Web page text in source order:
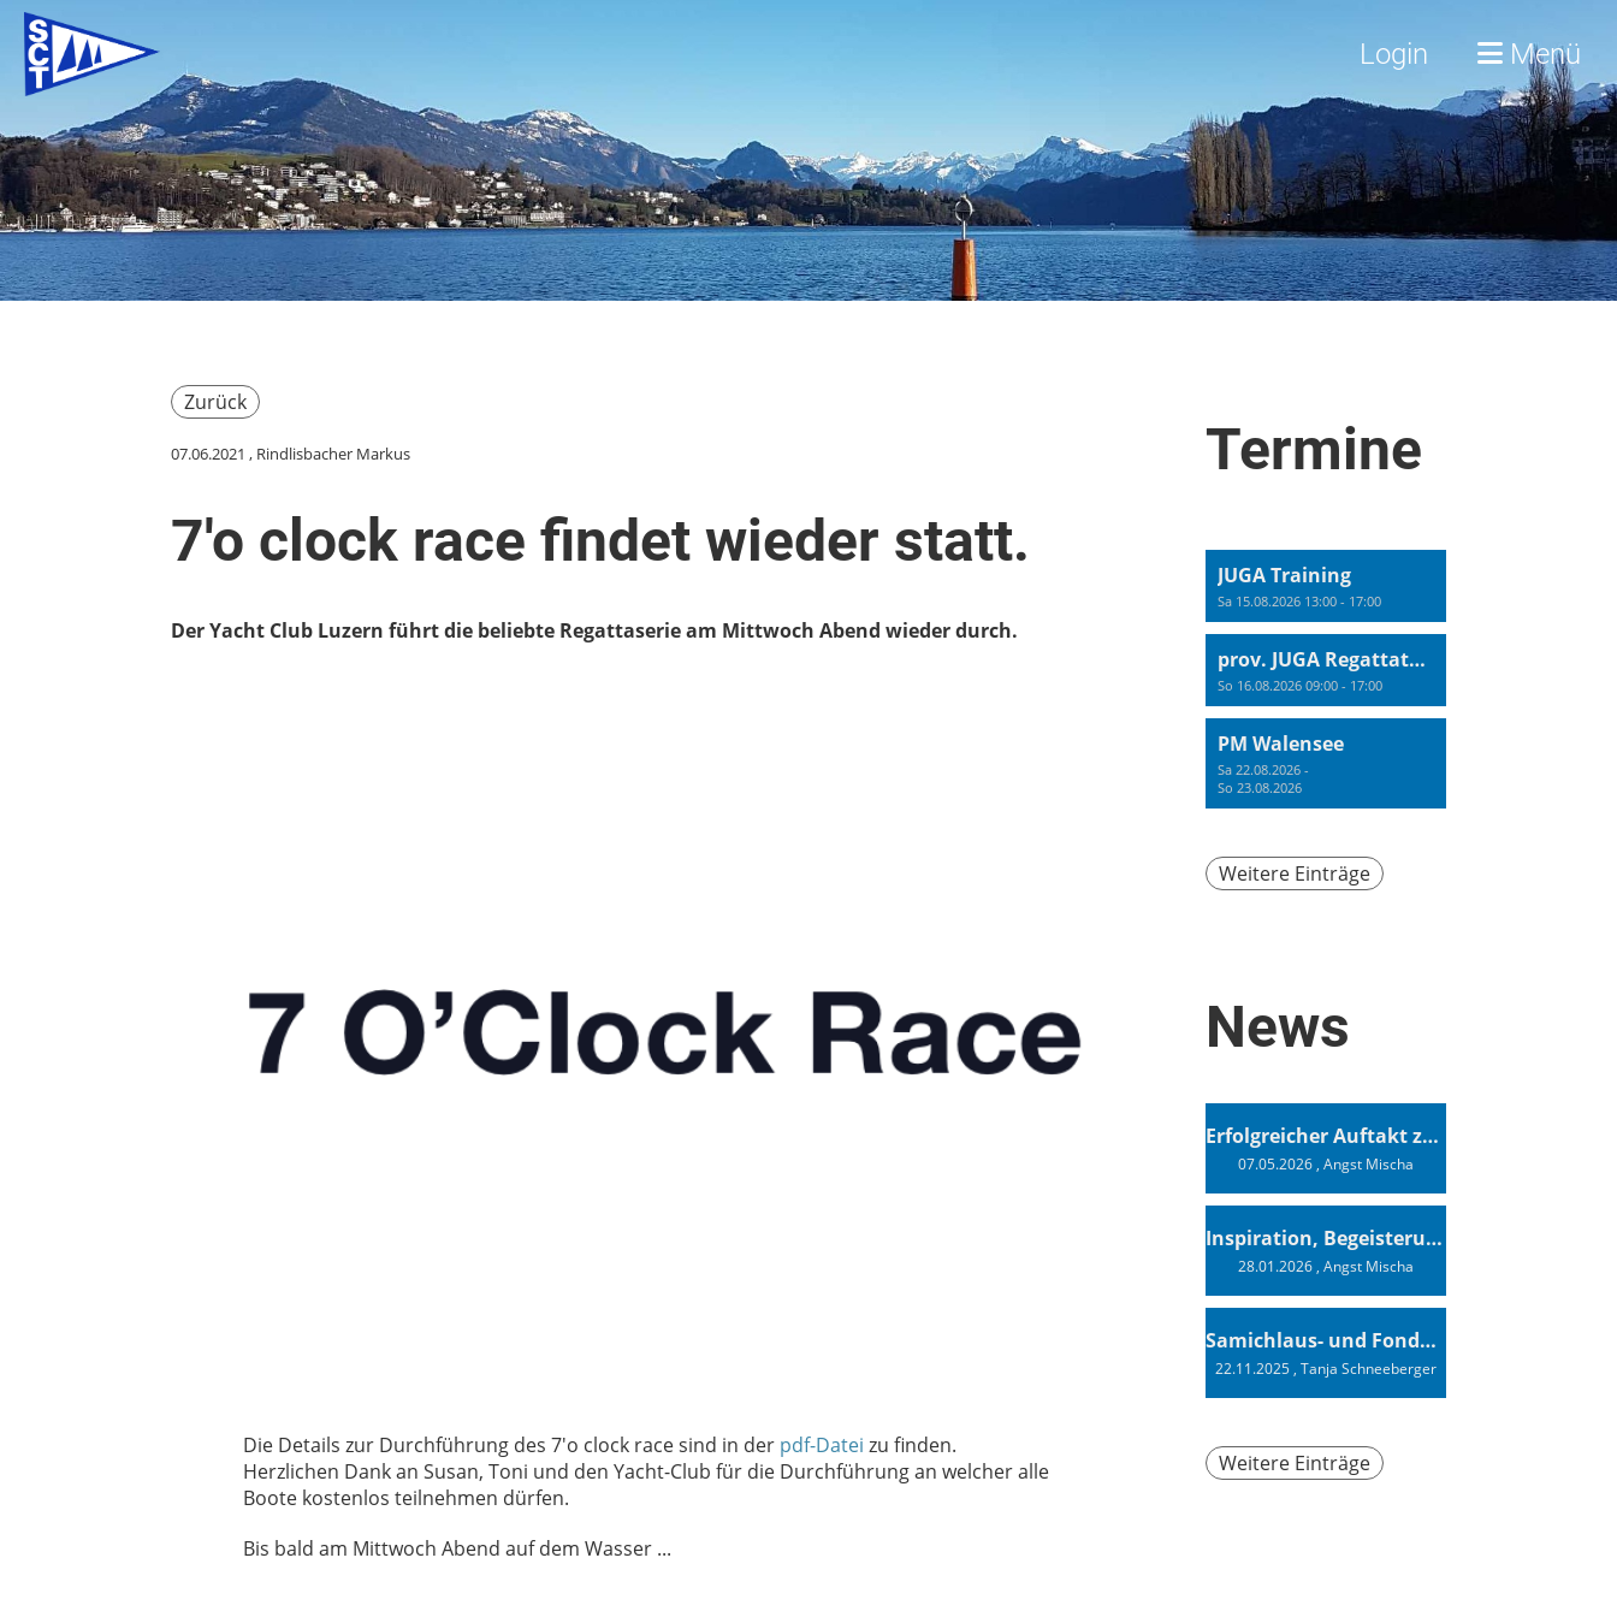
Login Menü
Zurück
07.06.2021 , Rindlisbacher Markus
7'o clock race findet wieder statt.
Der Yacht Club Luzern führt die beliebte Regattaserie am Mittwoch Abend wieder durch.
Die Details zur Durchführung des 7'o clock race sind in der pdf-Datei zu finden.
Herzlichen Dank an Susan, Toni und den Yacht-Club für die Durchführung an welcher alle
Boote kostenlos teilnehmen dürfen.
Bis bald am Mittwoch Abend auf dem Wasser ...
Termine
JUGA Training
Sa 15.08.2026 13:00 - 17:00
prov. JUGA Regattatraining
So 16.08.2026 09:00 - 17:00
PM Walensee
Sa 22.08.2026 -
So 23.08.2026
Weitere Einträge
News
Erfolgreicher Auftakt zur Swiss Sailing Challenge League 2026
07.05.2026, Angst Mischa
Inspiration, Begeisterung - Ein Vortrag von Vendée-Globe-Finisher Oliver Heer
28.01.2026, Angst Mischa
Samichlaus- und Fonduabend
22.11.2025, Tanja Schneeberger
Weitere Einträge